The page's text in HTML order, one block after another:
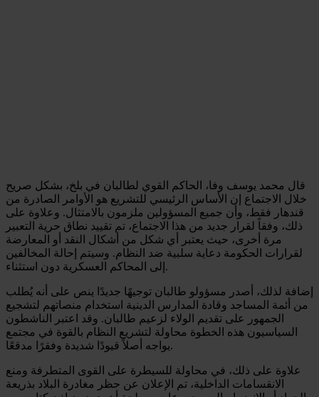
قال محمد يوسف وفا، الحاكم القوي لطالبان في بلخ، بشكل صريح
خلال الاجتماع إن الأساس الرئيسي للتشريع هو الأوامر الصادرة من
قندهار فقط، وأن جميع المسؤولين ملزمون بالامتثال. وعلاوة على
ذلك، وفقاً لقرار جديد من هذا الاجتماع، تم تقييد نطاق حرية التعبير
مرة أخرى، حيث يعتبر أي شكل من أشكال النقد أو المعارضة
لقرارات الحكومة دعاية سلبية ضد النظام. وسيتم إحالة المخالفين
إلى المحاكم العسكرية دون استثناء.
إضافة لذلك، أصدر مسؤولو طالبان توجيهًا جديدًا ينص على أنه يُطلب
من أئمة المساجد وقادة المدارس الدينية استخدام منصاتهم لتشجيع
الجمهور على تقديم الولاء لزعيم طالبان. وقد اعتبر الناشطون
السياسيون هذه الخطوة محاولة لتشريع النظام بالقوة في مجتمع
يواجه أصلاً قيودًا شديدة وفقرًا مدقعًا.
علاوة على ذلك، في محاولة للسيطرة على القوى المتطرفة ومنع
الانقسامات الداخلية، تم الإعلان عن حظر مغادرة البلاد بذريعة